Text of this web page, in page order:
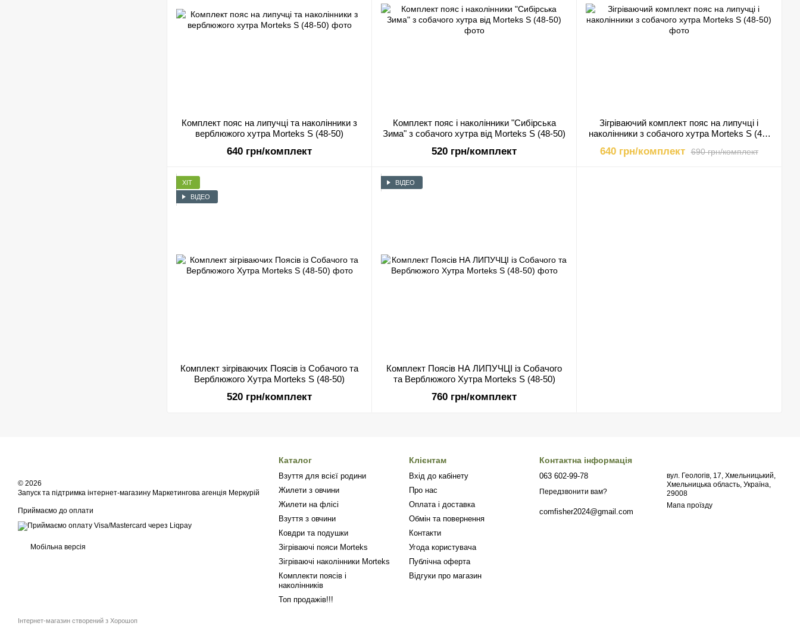
Комплект пояс на липучці та наколінники з
верблюжого хутра Morteks S (48-50)
640 грн/комплект
Комплект пояс і наколінники "Сибірська
Зима" з собачого хутра від Morteks S (48-50)
520 грн/комплект
Зігріваючий комплект пояс на липучці і
наколінники з собачого хутра Morteks S (48-
690 грн/комплект
640 грн/комплект
ХІТ
ВІДЕО
Комплект зігріваючих Поясів із Собачого та
Верблюжого Хутра Morteks S (48-50)
520 грн/комплект
ВІДЕО
Комплект Поясів НА ЛИПУЧЦІ із Собачого
та Верблюжого Хутра Morteks S (48-50)
760 грн/комплект
© 2026
Запуск та підтримка інтернет-магазину Маркетингова агенція Меркурій
Приймаємо до оплати
Мобільна версія
Інтернет-магазин створений з Хорошоп
Каталог
Взуття для всієї родини
Жилети з овчини
Жилети на флісі
Взуття з овчини
Ковдри та подушки
Зігріваючі пояси Morteks
Зігріваючі наколінники Morteks
Комплекти поясів і
наколінників
Топ продажів!!!
Клієнтам
Вхід до кабінету
Про нас
Оплата і доставка
Обмін та повернення
Контакти
Угода користувача
Публічна оферта
Відгуки про магазин
Контактна інформація
063 602-99-78
Передзвонити вам?
comfisher2024@gmail.com
вул. Геологів, 17, Хмельницький,
Хмельницька область, Україна,
29008
Мапа проїзду